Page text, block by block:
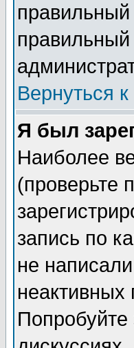
Вернуться
Я был
Наиболее
(проверьте
запись по
не
Попробуйте